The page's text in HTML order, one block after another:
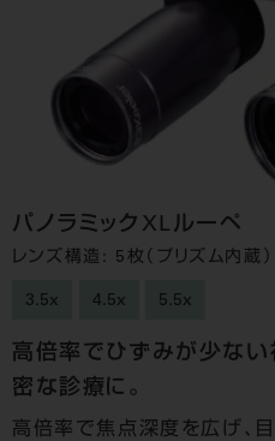
パノラミックXLルーペ
レンズ構造: 5枚（プリズム内蔵）
3.5x 4.5x 5.5x
高倍率でひずみが少ない
密な診療に。
高倍率で焦点深度を広げ、